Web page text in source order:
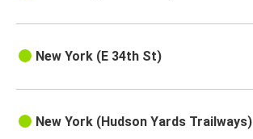
New York (E 34th St)
New York (Hudson Yards Trailways)